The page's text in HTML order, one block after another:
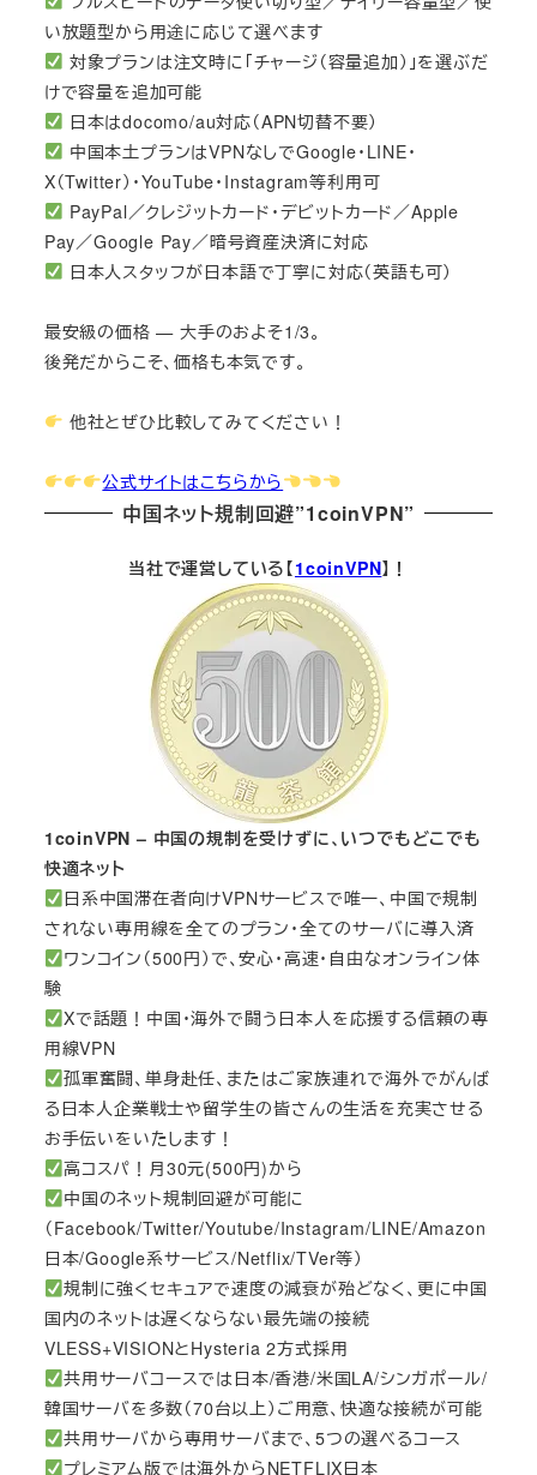
い放題型から用途に応じて選べます
対象プランは注文時に「チャージ（容量追加）」を選ぶだ
けで容量を追加可能
日本はdocomo/au対応（APN切替不要）
中国本土プランはVPNなしでGoogle・LINE・
X（Twitter）・YouTube・Instagram等利用可
PayPal／クレジットカード・デビットカード／Apple
Pay／Google Pay／暗号資産決済に対応
日本人スタッフが日本語で丁寧に対応（英語も可）
最安級の価格 — 大手のおよそ1/3。
後発だからこそ、価格も本気です。
他社とぜひ比較してみてください！
公式サイトはこちらから
中国ネット規制回避”1coinVPN”
当社で運営している【1coinVPN】！
1coinVPN – 中国の規制を受けずに、いつでもどこでも
快適ネット
日系中国滞在者向けVPNサービスで唯一、中国で規制
されない専用線を全てのプラン・全てのサーバに導入済
ワンコイン（500円）で、安心・高速・自由なオンライン体
験
Xで話題！中国・海外で闘う日本人を応援する信頼の専
用線VPN
孤軍奮闘、単身赴任、またはご家族連れで海外でがんば
る日本人企業戦士や留学生の皆さんの生活を充実させる
お手伝いをいたします！
高コスパ！月30元(500円)から
中国のネット規制回避が可能に
（Facebook/Twitter/Youtube/Instagram/LINE/Amazon
日本/Google系サービス/Netflix/TVer等）
規制に強くセキュアで速度の減衰が殆どなく、更に中国
国内のネットは遅くならない最先端の接続
VLESS+VISIONとHysteria 2方式採用
共用サーバコースでは日本/香港/米国LA/シンガポール/
韓国サーバを多数（70台以上）ご用意、快適な接続が可能
共用サーバから専用サーバまで、5つの選べるコース
プレミアム版では海外からNETFLIX日本